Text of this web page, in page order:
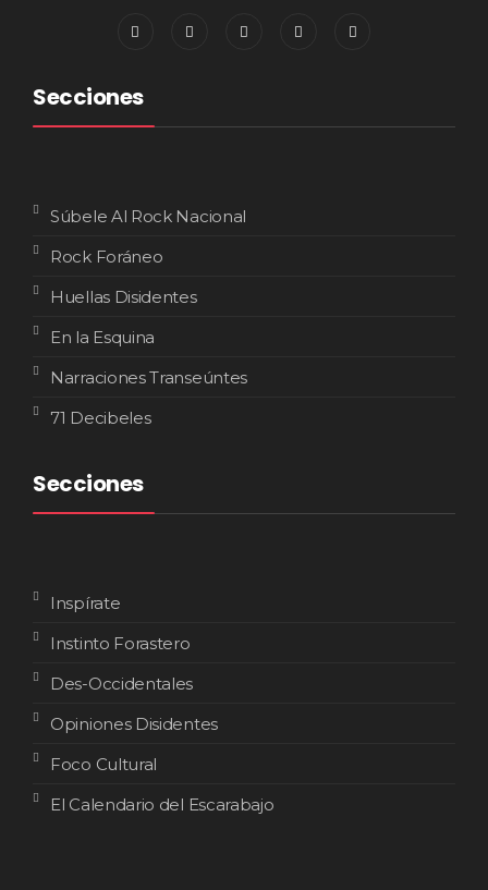
Secciones
Súbele Al Rock Nacional
Rock Foráneo
Huellas Disidentes
En la Esquina
Narraciones Transeúntes
71 Decibeles
Secciones
Inspírate
Instinto Forastero
Des-Occidentales
Opiniones Disidentes
Foco Cultural
El Calendario del Escarabajo